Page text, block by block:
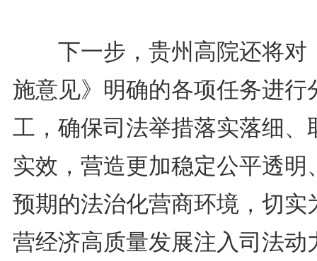
下一步，贵州高院还将对
施意见》明确的各项任务进行
工，确保司法举措落实落细、
实效，营造更加稳定公平透明
预期的法治化营商环境，切实
营经济高质量发展注入司法动